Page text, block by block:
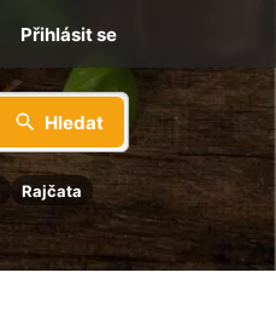
Hledat
Rajčata
Přihlásit se